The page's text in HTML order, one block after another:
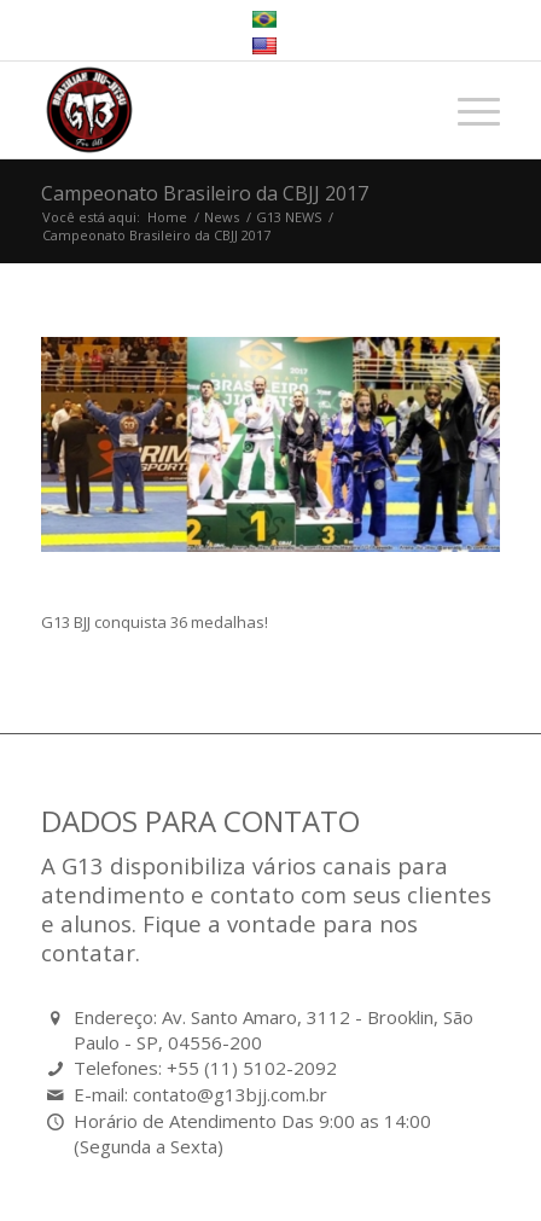
Campeonato Brasileiro da CBJJ 2017
Você está aqui: Home / News / G13 NEWS /
Campeonato Brasileiro da CBJJ 2017
G13 BJJ conquista 36 medalhas!
DADOS PARA CONTATO
A G13 disponibiliza vários canais para
atendimento e contato com seus clientes
e alunos. Fique a vontade para nos
contatar.
Endereço: Av. Santo Amaro, 3112 - Brooklin, São
Paulo - SP, 04556-200
Telefones: +55 (11) 5102-2092
E-mail: contato@g13bjj.com.br
Horário de Atendimento Das 9:00 as 14:00
(Segunda a Sexta)